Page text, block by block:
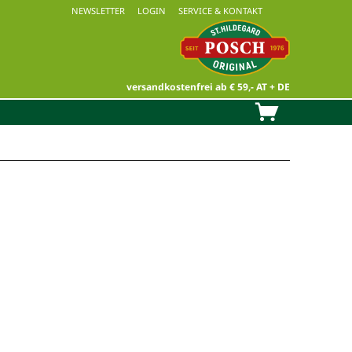
NEWSLETTER LOGIN SERVICE & KONTAKT
versandkostenfrei ab € 59,- AT + DE